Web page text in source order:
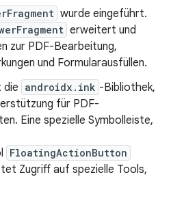
wurde eingeführt.
erweitert und
zur PDF-Bearbeitung,
und Formularausfüllen.
die androidx.ink -Bibliothek,
für PDF-
Eine spezielle Symbolleiste,
FloatingActionButton
Zugriff auf spezielle Tools,